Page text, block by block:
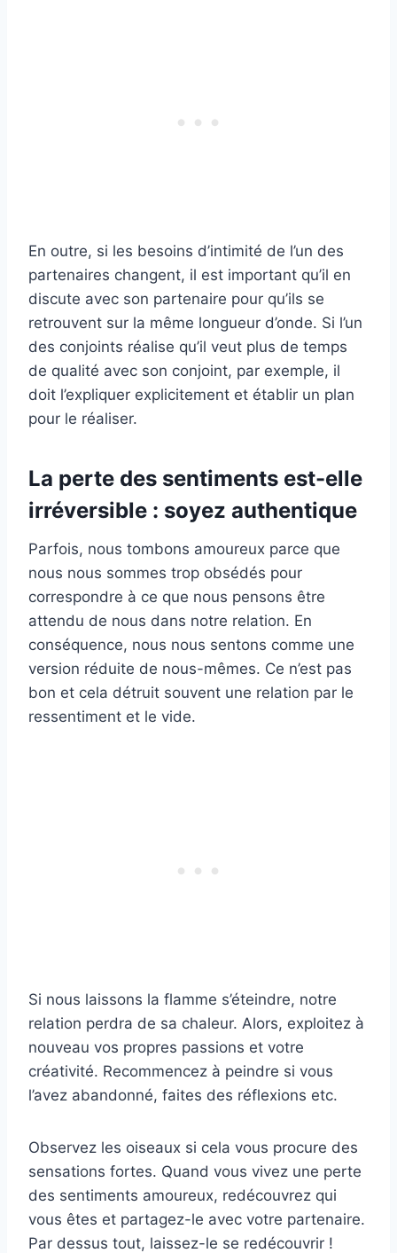
En outre, si les besoins d’intimité de l’un des
partenaires changent, il est important qu’il en
discute avec son partenaire pour qu’ils se
retrouvent sur la même longueur d’onde. Si l’un
des conjoints réalise qu’il veut plus de temps
de qualité avec son conjoint, par exemple, il
doit l’expliquer explicitement et établir un plan
pour le réaliser.
La perte des sentiments est-elle
irréversible : soyez authentique
Parfois, nous tombons amoureux parce que
nous nous sommes trop obsédés pour
correspondre à ce que nous pensons être
attendu de nous dans notre relation. En
conséquence, nous nous sentons comme une
version réduite de nous-mêmes. Ce n’est pas
bon et cela détruit souvent une relation par le
ressentiment et le vide.
Si nous laissons la flamme s’éteindre, notre
relation perdra de sa chaleur. Alors, exploitez à
nouveau vos propres passions et votre
créativité. Recommencez à peindre si vous
l’avez abandonné, faites des réflexions etc.
Observez les oiseaux si cela vous procure des
sensations fortes. Quand vous vivez une perte
des sentiments amoureux, redécouvrez qui
vous êtes et partagez-le avec votre partenaire.
Par dessus tout, laissez-le se redécouvrir !